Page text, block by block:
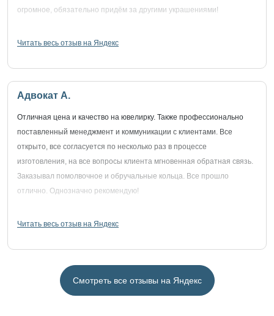
огромное, обязательно придём за другими украшениями!
Читать весь отзыв на Яндекс
Адвокат А.
Отличная цена и качество на ювелирку. Также профессионально
поставленный менеджмент и коммуникации с клиентами. Все
открыто, все согласуется по несколько раз в процессе
изготовления, на все вопросы клиента мгновенная обратная связь.
Заказывал помолвочное и обручальные кольца. Все прошло
отлично. Однозначно рекомендую!
Читать весь отзыв на Яндекс
Смотреть все отзывы на Яндекс